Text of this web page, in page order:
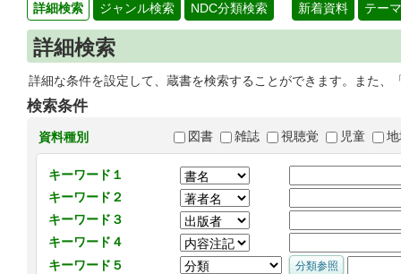
詳細検索 ジャンル検索 NDC分類検索 新着資料 テー
詳細検索
詳細な条件を設定して、蔵書を検索することができます。また
検索条件
資料種別 図書 雑誌 視聴覚 児童
キーワード１
キーワード２
キーワード３
キーワード４
キーワード５